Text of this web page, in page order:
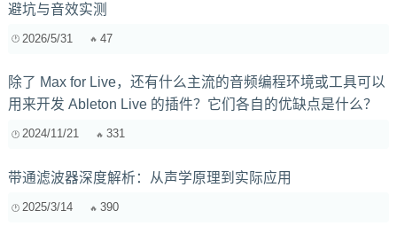
避坑与音效实测
2026/5/31 47
除了 Max for Live，还有什么主流的音频编程环境或工具可以
用来开发 Ableton Live 的插件？它们各自的优缺点是什么？
2024/11/21 331
带通滤波器深度解析：从声学原理到实际应用
2025/3/14 390